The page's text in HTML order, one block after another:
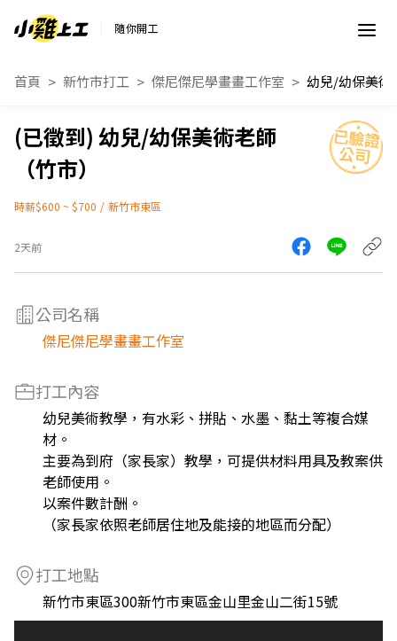
隨你開工
首頁 新竹市打工 傑尼傑尼學畫畫工作室
幼兒/幼保美術老師
（竹市）
時薪$600 ~ $700 / 新竹市東區
2天前
公司名稱
傑尼傑尼學畫畫工作室
打工內容
幼兒美術教學，有水彩、拼貼、水墨、黏土等複合媒
材。
主要為到府（家長家）教學，可提供材料用具及教案供
老師使用。
以案件數計酬。
（家長家依照老師居住地及能接的地區而分配）
打工地點
新竹市東區300新竹市東區金山里金山二街15號